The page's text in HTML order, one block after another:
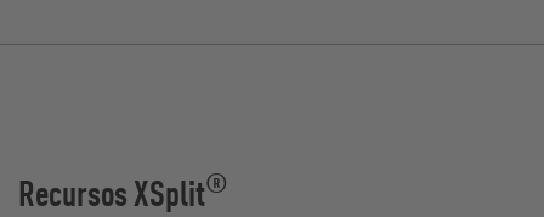
Recursos XSplit®